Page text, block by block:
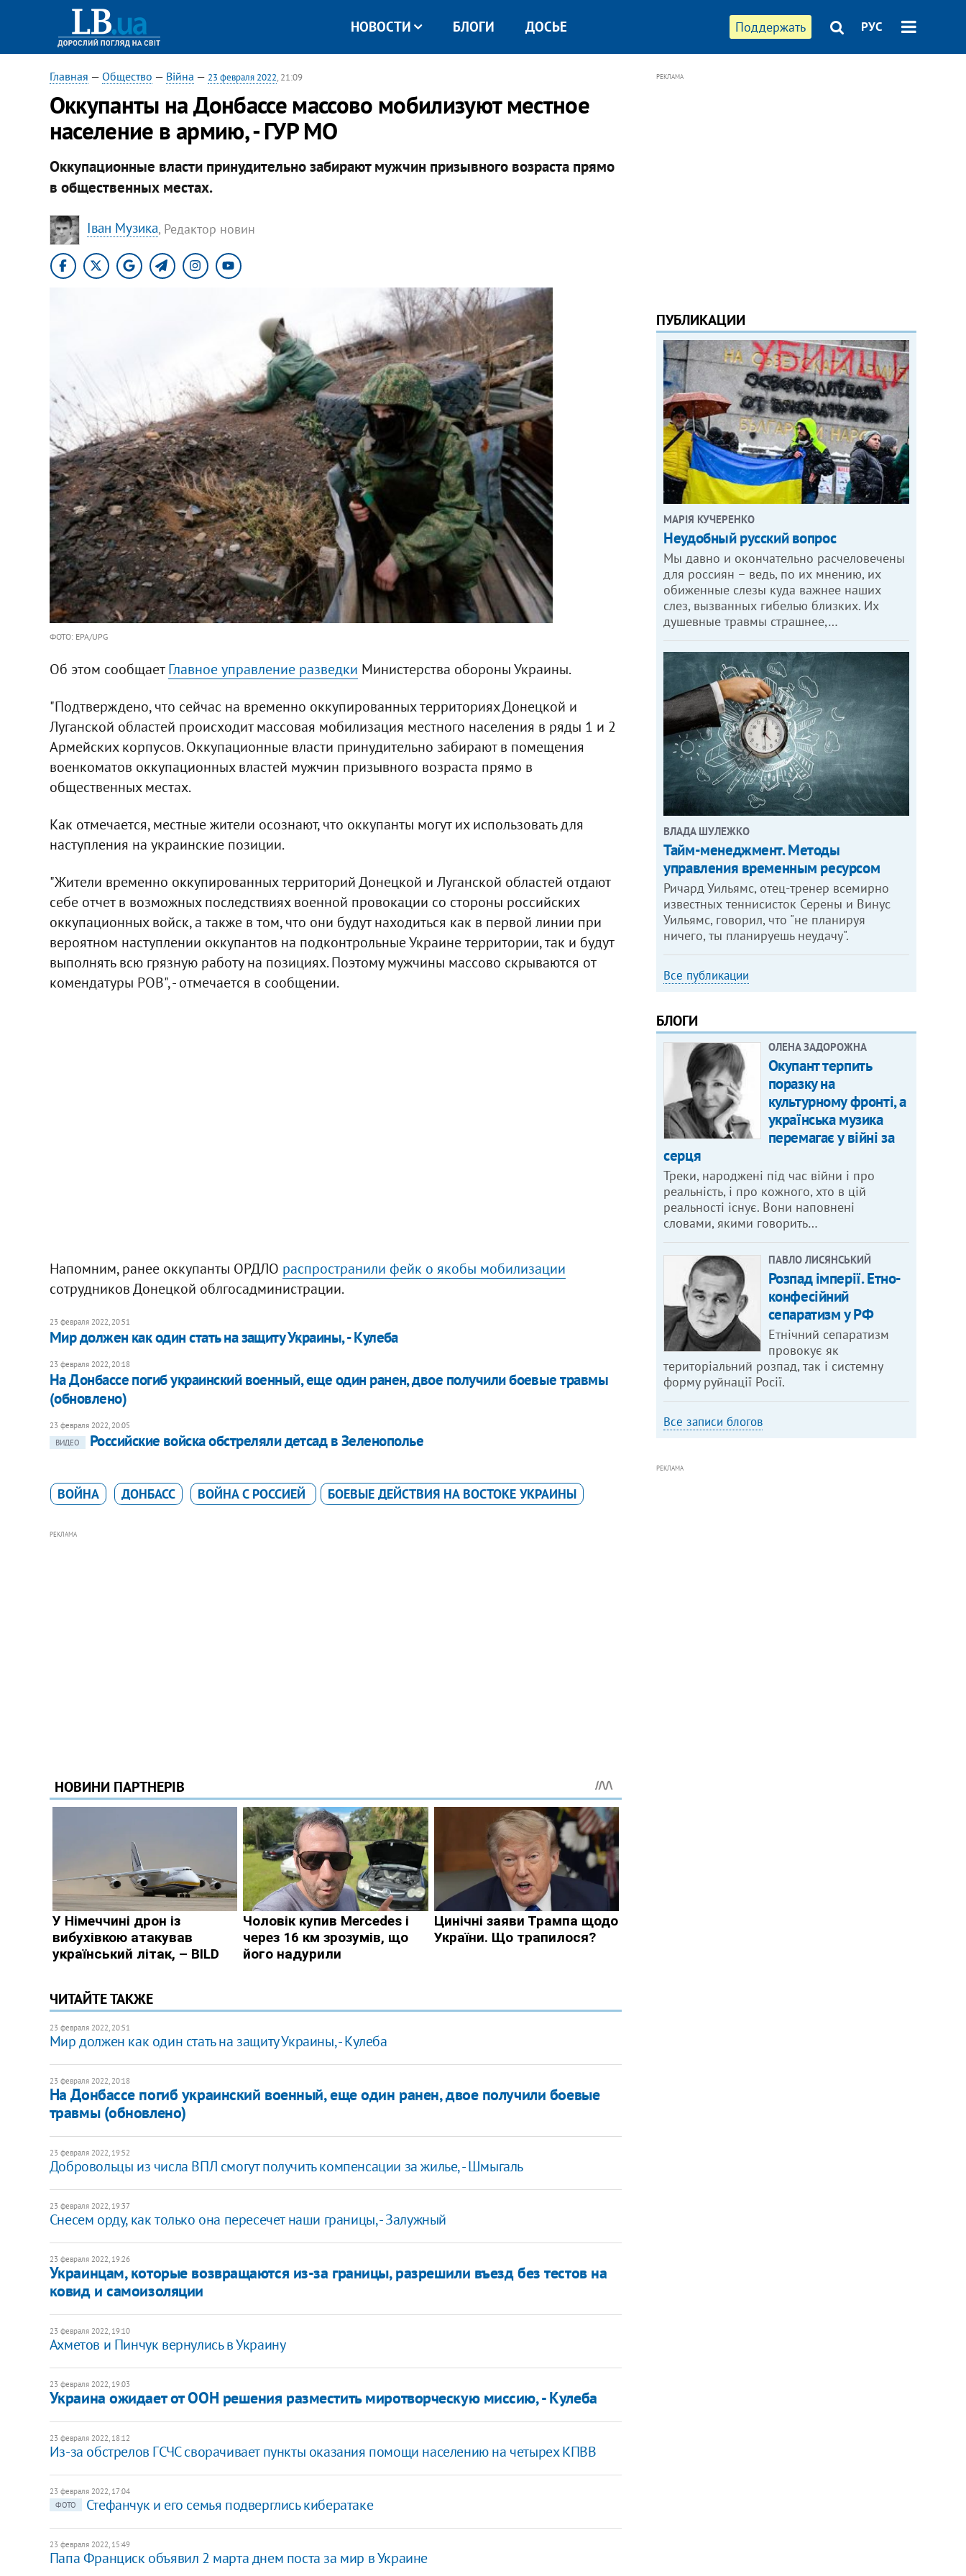
Поддержать РУС
НОВОСТИ БЛОГИ ДОСЬЕ
Главная — Общество — Війна — 23 февраля 2022, 21:09
Оккупанты на Донбассе массово мобилизуют местное
население в армию, - ГУР МО
Оккупационные власти принудительно забирают мужчин призывного возраста прямо
в общественных местах.
Іван Музика, Редактор новин
ФОТО: EPA/UPG
Об этом сообщаетГлавное управление разведки Министерства обороны Украины.
"Подтверждено, что сейчас на временно оккупированных территориях Донецкой и
Луганской областей происходит массовая мобилизация местного населения в ряды 1 и 2
Армейских корпусов. Оккупационные власти принудительно забирают в помещения
военкоматов оккупационных властей мужчин призывного возраста прямо в
общественных местах.
Как отмечается, местные жители осознают, что оккупанты могут их использовать для
наступления на украинские позиции.
"Жители временно оккупированных территорий Донецкой и Луганской областей отдают
себе отчет в возможных последствиях военной провокации со стороны российских
оккупационных войск, а также в том, что они будут находиться как в первой линии при
вероятном наступлении оккупантов на подконтрольные Украине территории, так и будут
выполнять всю грязную работу на позициях. Поэтому мужчины массово скрываются от
комендатуры РОВ", - отмечается в сообщении.
Напомним, ранее оккупанты ОРДЛО распространили фейк о якобы мобилизации
сотрудников Донецкой облгосадминистрации.
23 февраля 2022, 20:51
Мир должен как один стать на защиту Украины, - Кулеба
23 февраля 2022, 20:18
На Донбассе погиб украинский военный, еще один ранен, двое получили боевые травмы
(обновлено)
23 февраля 2022, 20:05
ВИДЕО
Российские войска обстреляли детсад в Зеленополье
ВОЙНА ДОНБАСС ВОЙНА С РОССИЕЙ БОЕВЫЕ ДЕЙСТВИЯ НА ВОСТОКЕ УКРАИНЫ
РЕКЛАМА
ЧИТАЙТЕ ТАКЖЕ
23 февраля 2022, 20:51
Мир должен как один стать на защиту Украины, - Кулеба
23 февраля 2022, 20:18
На Донбассе погиб украинский военный, еще один ранен, двое получили боевые
травмы (обновлено)
23 февраля 2022, 19:52
Добровольцы из числа ВПЛ смогут получить компенсации за жилье, - Шмыгаль
23 февраля 2022, 19:37
Снесем орду, как только она пересечет наши границы, - Залужный
23 февраля 2022, 19:26
Украинцам, которые возвращаются из-за границы, разрешили въезд без тестов на
ковид и самоизоляции
23 февраля 2022, 19:10
Ахметов и Пинчук вернулись в Украину
23 февраля 2022, 19:03
Украина ожидает от ООН решения разместить миротворческую миссию, - Кулеба
23 февраля 2022, 18:12
Из-за обстрелов ГСЧС сворачивает пункты оказания помощи населению на четырех КПВВ
23 февраля 2022, 17:04
ФОТО
Стефанчук и его семья подверглись кибератаке
23 февраля 2022, 15:49
Папа Франциск объявил 2 марта днем поста за мир в Украине
РЕКЛАМА
ПУБЛИКАЦИИ
МАРІЯ КУЧЕРЕНКО
​Неудобный русский вопрос
Мы давно и окончательно расчеловечены
для россиян – ведь, по их мнению, их
обиженные слезы куда важнее наших
слез, вызванных гибелью близких. Их
душевные травмы страшнее,…
ВЛАДА ШУЛЕЖКО
Тайм-менеджмент. Методы
управления временным ресурсом
Ричард Уильямс, отец-тренер всемирно
известных теннисисток Серены и Винус
Уильямс, говорил, что "не планируя
ничего, ты планируешь неудачу".
Все публикации
БЛОГИ
ОЛЕНА ЗАДОРОЖНА
Окупант терпить
поразку на
культурному фронті, а
українська музика
перемагає у війні за
серця
Треки, народжені під час війни і про
реальність, і про кожного, хто в цій
реальності існує. Вони наповнені
словами, якими говорить…
ПАВЛО ЛИСЯНСЬКИЙ
Розпад імперії. Етно-
конфесійний
сепаратизм у РФ
Етнічний сепаратизм
провокує як
територіальний розпад, так і системну
форму руйнації Росії.
Все записи блогов
РЕКЛАМА